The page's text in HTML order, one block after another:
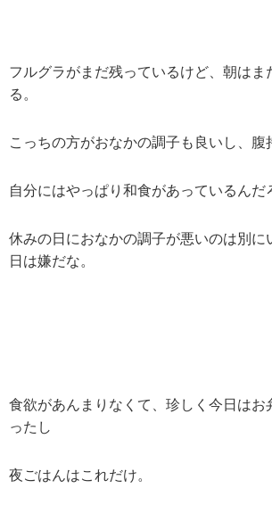
フルグラがまだ残っているけど、朝はま
る。
こっちの方がおなかの調子も良いし、腹
自分にはやっぱり和食があっているんだ
休みの日におなかの調子が悪いのは別に
日は嫌だな。
食欲があんまりなくて、珍しく今日はお
ったし
夜ごはんはこれだけ。